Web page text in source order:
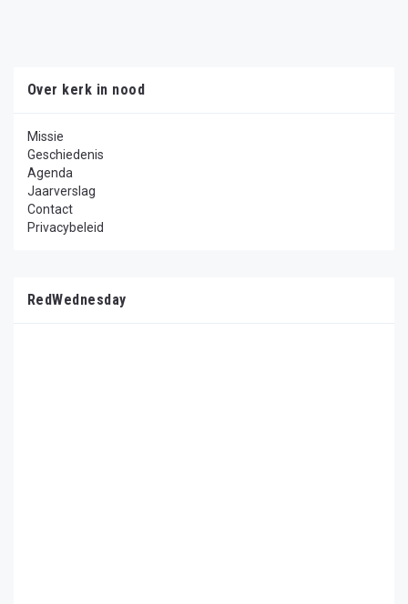
Over kerk in nood
Missie
Geschiedenis
Agenda
Jaarverslag
Contact
Privacybeleid
RedWednesday